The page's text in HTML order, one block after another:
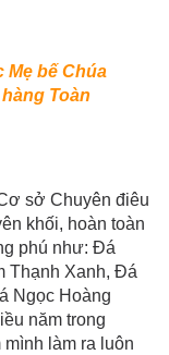
Mẹ bế Chúa
Toàn
sở Chuyên điêu
khối, hoàn toàn
phú như: Đá
Thạnh Xanh, Đá
Ngọc Hoàng
năm trong
làm ra luôn